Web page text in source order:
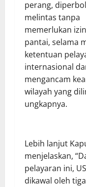
perang,
melintas tanpa
memerlukan
pantai, selama
ketentuan
internasional
mengancam
wilayah yang
ungkapnya.
Lebih lanjut
menjelaskan,
pelayaran ini,
dikawal oleh